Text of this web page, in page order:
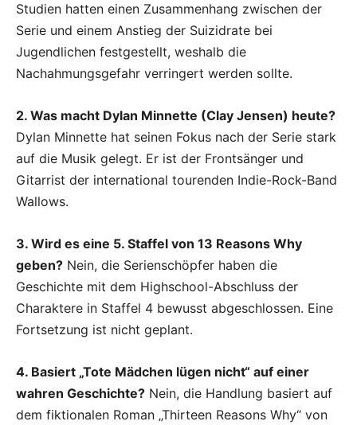
Studien hatten einen Zusammenhang zwischen der
Serie und einem Anstieg der Suizidrate bei
Jugendlichen festgestellt, weshalb die
Nachahmungsgefahr verringert werden sollte.
2. Was macht Dylan Minnette (Clay Jensen) heute?
Dylan Minnette hat seinen Fokus nach der Serie stark
auf die Musik gelegt. Er ist der Frontsänger und
Gitarrist der international tourenden Indie-Rock-Band
Wallows.
3. Wird es eine 5. Staffel von 13 Reasons Why
geben? Nein, die Serienschöpfer haben die
Geschichte mit dem Highschool-Abschluss der
Charaktere in Staffel 4 bewusst abgeschlossen. Eine
Fortsetzung ist nicht geplant.
4. Basiert „Tote Mädchen lügen nicht“ auf einer
wahren Geschichte? Nein, die Handlung basiert auf
dem fiktionalen Roman „Thirteen Reasons Why“ von